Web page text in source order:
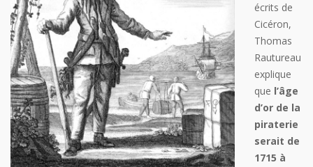
écrits de
Cicéron,
Thomas
Rautureau
explique
que l’âge
d’or de la
piraterie
serait de
1715 à